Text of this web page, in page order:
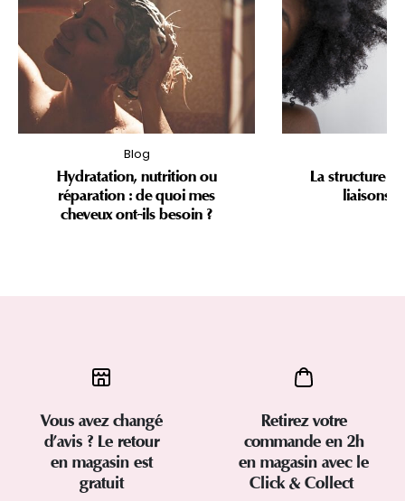
Blog
Hydratation, nutrition ou
réparation : de quoi mes
cheveux ont-ils besoin ?
La structure
liaisons
Vous avez changé
d’avis ? Le retour
en magasin est
gratuit
Retirez votre
commande en 2h
en magasin avec le
Click & Collect